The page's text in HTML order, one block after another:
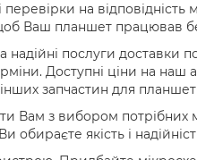
на
Ваш планшет працював
надійні послуги доставки
Доступні ціни на
запчастин для
Вам з вибором потрібних
обираєте якість і